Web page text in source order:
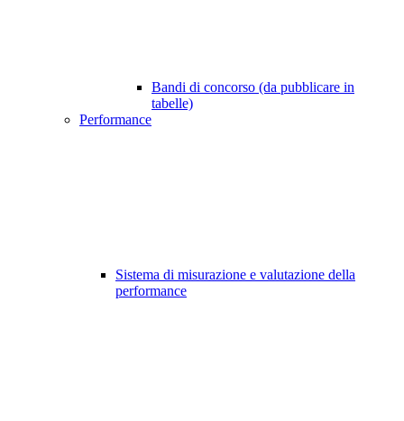
Bandi di concorso (da pubblicare in
tabelle)
Performance
Sistema di misurazione e valutazione della
performance